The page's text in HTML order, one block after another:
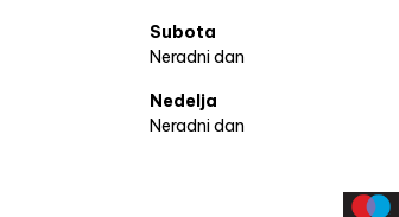
Subota
Neradni dan
Nedelja
Neradni dan